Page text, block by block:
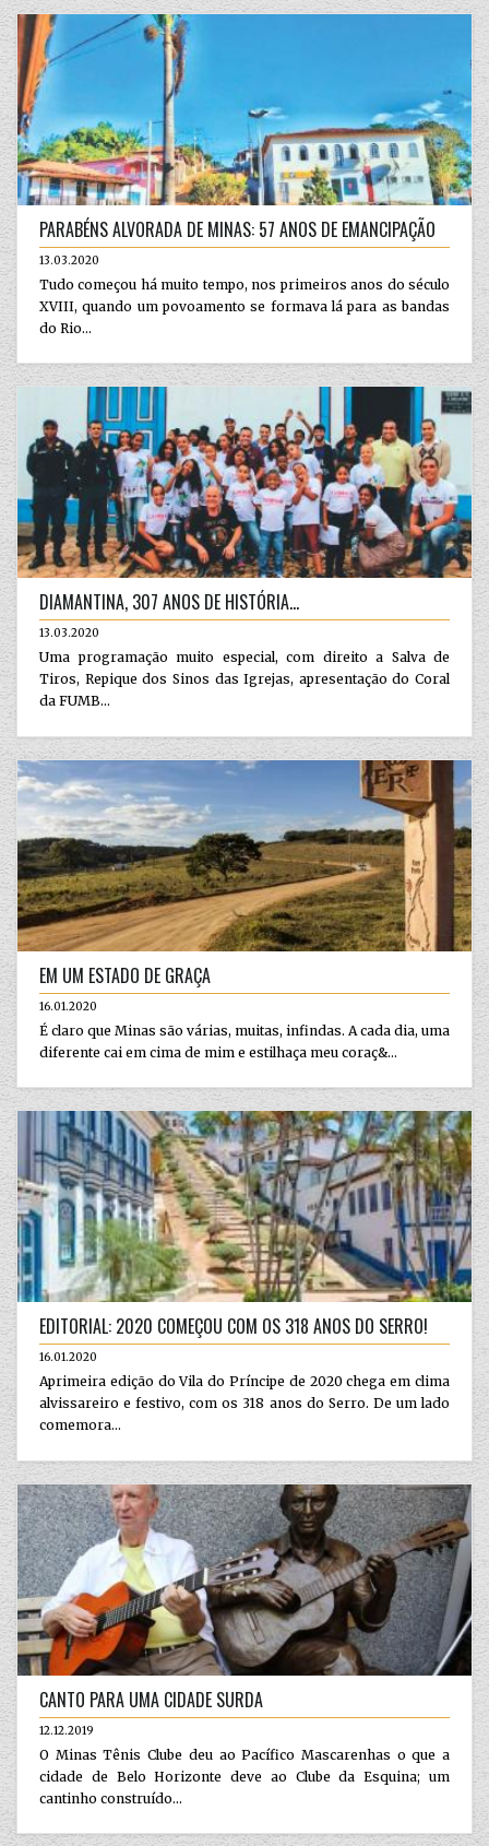
PARABÉNS ALVORADA DE MINAS: 57 ANOS DE EMANCIPAÇÃO
13.03.2020
Tudo começou há muito tempo, nos primeiros anos do século
XVIII, quando um povoamento se formava lá para as bandas
do Rio...
DIAMANTINA, 307 ANOS DE HISTÓRIA...
13.03.2020
Uma programação muito especial, com direito a Salva de
Tiros, Repique dos Sinos das Igrejas, apresentação do Coral
da FUMB...
EM UM ESTADO DE GRAÇA
16.01.2020
É claro que Minas são várias, muitas, infindas. A cada dia, uma
diferente cai em cima de mim e estilhaça meu coraç&...
EDITORIAL: 2020 COMEÇOU COM OS 318 ANOS DO SERRO!
16.01.2020
Aprimeira edição do Vila do Príncipe de 2020 chega em clima
alvissareiro e festivo, com os 318 anos do Serro. De um lado
comemora...
CANTO PARA UMA CIDADE SURDA
12.12.2019
O Minas Tênis Clube deu ao Pacífico Mascarenhas o que a
cidade de Belo Horizonte deve ao Clube da Esquina; um
cantinho construído...